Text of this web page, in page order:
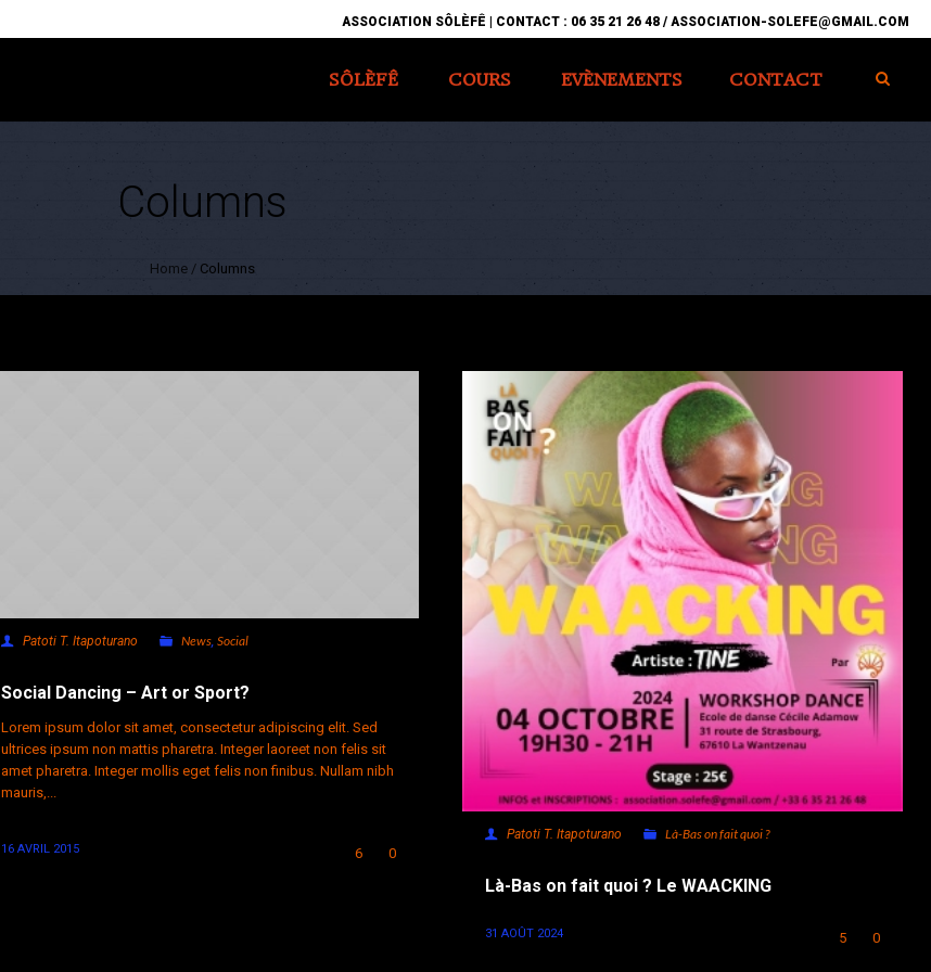
ASSOCIATION SÔLÈFÊ | CONTACT : 06 35 21 26 48 / ASSOCIATION-SOLEFE@GMAIL.COM
SÔLÈFÊ COURS EVÈNEMENTS CONTACT
Columns
Home / Columns
Patoti T. Itapoturano News,Social
Social Dancing – Art or Sport?
Lorem ipsum dolor sit amet, consectetur adipiscing elit. Sed
ultrices ipsum non mattis pharetra. Integer laoreet non felis sit
amet pharetra. Integer mollis eget felis non finibus. Nullam nibh
mauris,...
6 0
16 AVRIL 2015
Patoti T. Itapoturano Là-Bas on fait quoi ?
Là-Bas on fait quoi ? Le WAACKING
5 0
31 AOÛT 2024